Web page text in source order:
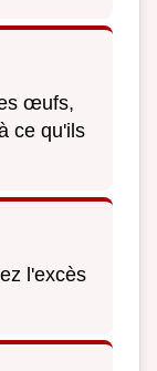
œufs,
ce qu'ils
l'excès